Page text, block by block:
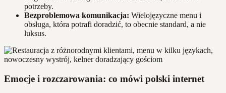
potrzeby.
Bezproblemowa komunikacja: Wielojęzyczne menu i
obsługa, która potrafi doradzić, to obecnie standard, a nie
luksus.
Emocje i rozczarowania: co mówi polski internet